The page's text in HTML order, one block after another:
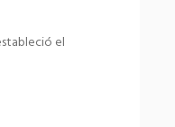
el